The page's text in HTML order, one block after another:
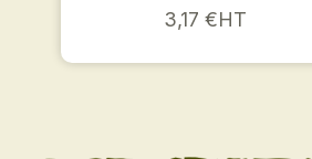
3,17 €HT